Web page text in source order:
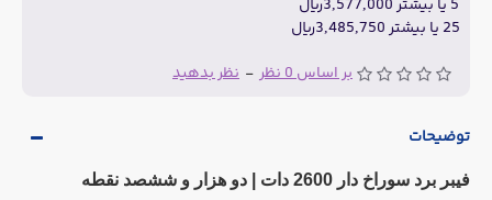
بر اساس 0 نظر - نظر بدهید
5 یا بیشتر 3,577,000ریال
25 یا بیشتر 3,485,750ریال
توضیحات
فیبر برد سوراخ دار 2600 دات | دو هزار و ششصد نقطه